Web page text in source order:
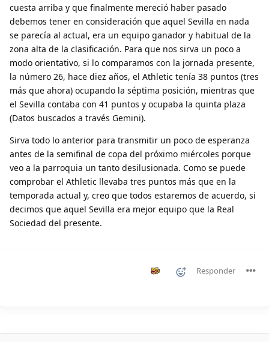
cuesta arriba y que finalmente mereció haber pasado
debemos tener en consideración que aquel Sevilla en nada
se parecía al actual, era un equipo ganador y habitual de la
zona alta de la clasificación. Para que nos sirva un poco a
modo orientativo, si lo comparamos con la jornada presente,
la número 26, hace diez años, el Athletic tenía 38 puntos (tres
más que ahora) ocupando la séptima posición, mientras que
el Sevilla contaba con 41 puntos y ocupaba la quinta plaza
(Datos buscados a través Gemini).
Sirva todo lo anterior para transmitir un poco de esperanza
antes de la semifinal de copa del próximo miércoles porque
veo a la parroquia un tanto desilusionada. Como se puede
comprobar el Athletic llevaba tres puntos más que en la
temporada actual y, creo que todos estaremos de acuerdo, si
decimos que aquel Sevilla era mejor equipo que la Real
Sociedad del presente.
Responder